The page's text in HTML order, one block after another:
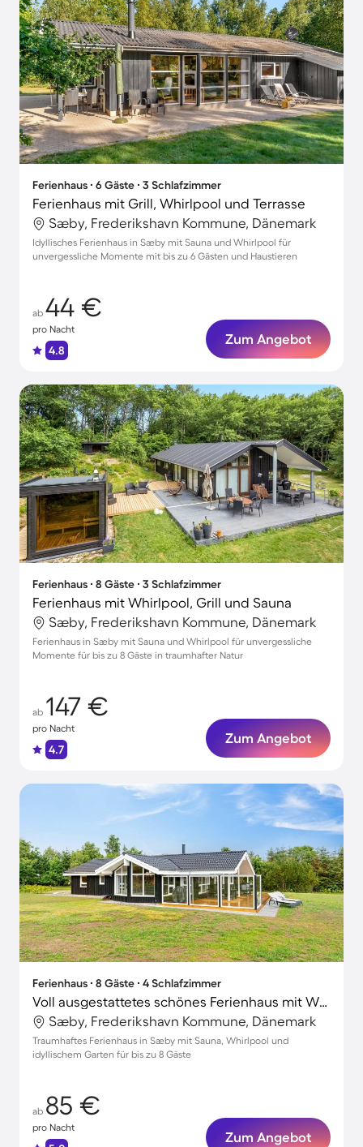
Ferienhaus ∙ 6 Gäste ∙ 3 Schlafzimmer
Ferienhaus mit Grill, Whirlpool und Terrasse
Sæby, Frederikshavn Kommune, Dänemark
Idyllisches Ferienhaus in Sæby mit Sauna und Whirlpool für
unvergessliche Momente mit bis zu 6 Gästen und Haustieren
ab 44 €
pro Nacht
4.8
Zum Angebot
Ferienhaus ∙ 8 Gäste ∙ 3 Schlafzimmer
Ferienhaus mit Whirlpool, Grill und Sauna
Sæby, Frederikshavn Kommune, Dänemark
Ferienhaus in Sæby mit Sauna und Whirlpool für unvergessliche
Momente für bis zu 8 Gäste in traumhafter Natur
ab 147 €
pro Nacht
4.7
Zum Angebot
Ferienhaus ∙ 8 Gäste ∙ 4 Schlafzimmer
Voll ausgestattetes schönes Ferienhaus mit Whirlpool, Grill und Terrasse
Sæby, Frederikshavn Kommune, Dänemark
Traumhaftes Ferienhaus in Sæby mit Sauna, Whirlpool und
idyllischem Garten für bis zu 8 Gäste
ab 85 €
pro Nacht
Zum Angebot